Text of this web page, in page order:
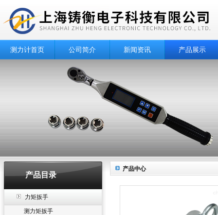
测力计首页 公司简介 新闻资讯 产品展示
产品目录
力矩扳手
测力矩扳手
产品中心